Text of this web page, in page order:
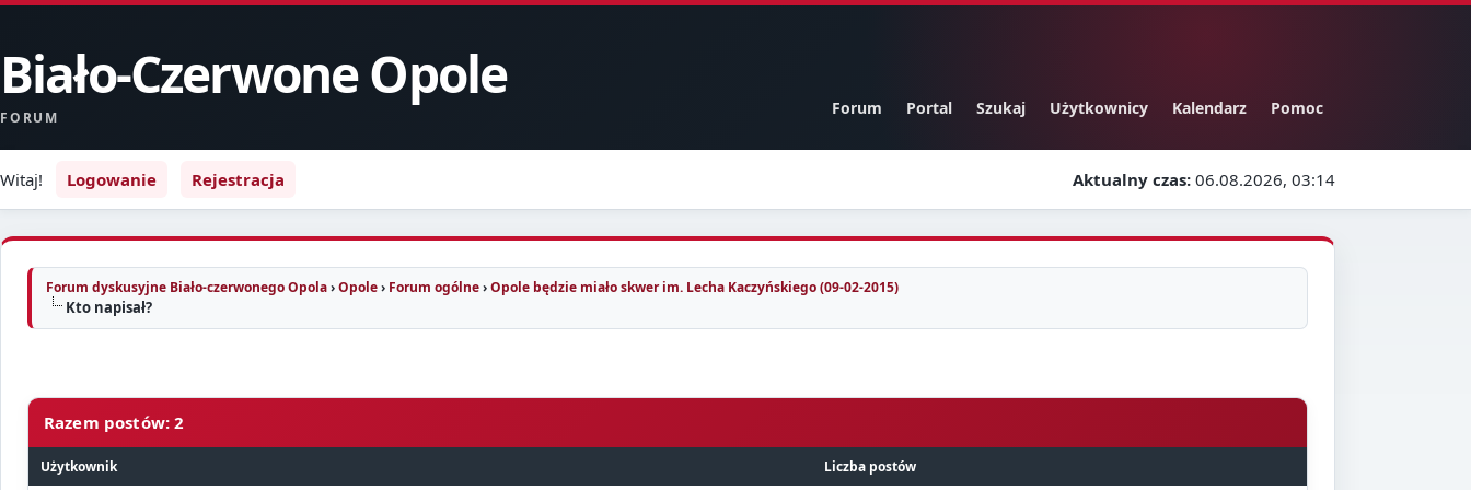
Biało-Czerwone Opole
FORUM Forum Portal Szukaj Użytkownicy Kalendarz Pomoc
Witaj! Logowanie Rejestracja Aktualny czas: 06.08.2026, 03:14
Forum dyskusyjne Biało-czerwonego Opola›Opole› Forum ogólne›Opole będzie miało skwer im. Lecha Kaczyńskiego (09-02-2015)
Kto napisał?
Razem postów: 2
Użytkownik Liczba postów